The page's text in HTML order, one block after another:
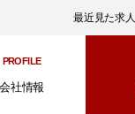
最近見た求人
PROFILE
会社情報